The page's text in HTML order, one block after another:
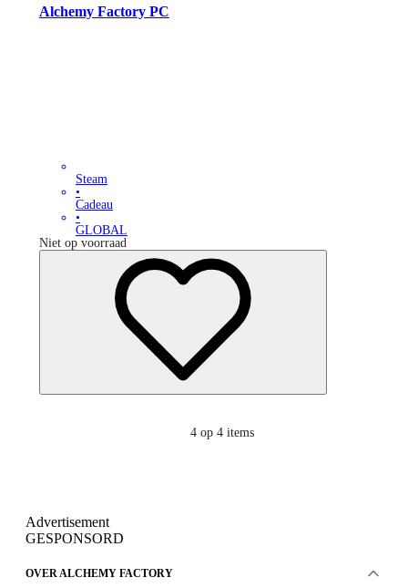
Alchemy Factory PC
Steam
•
Cadeau
•
GLOBAL
Niet op voorraad
4 op 4 items
Advertisement
GESPONSORD
OVER ALCHEMY FACTORY